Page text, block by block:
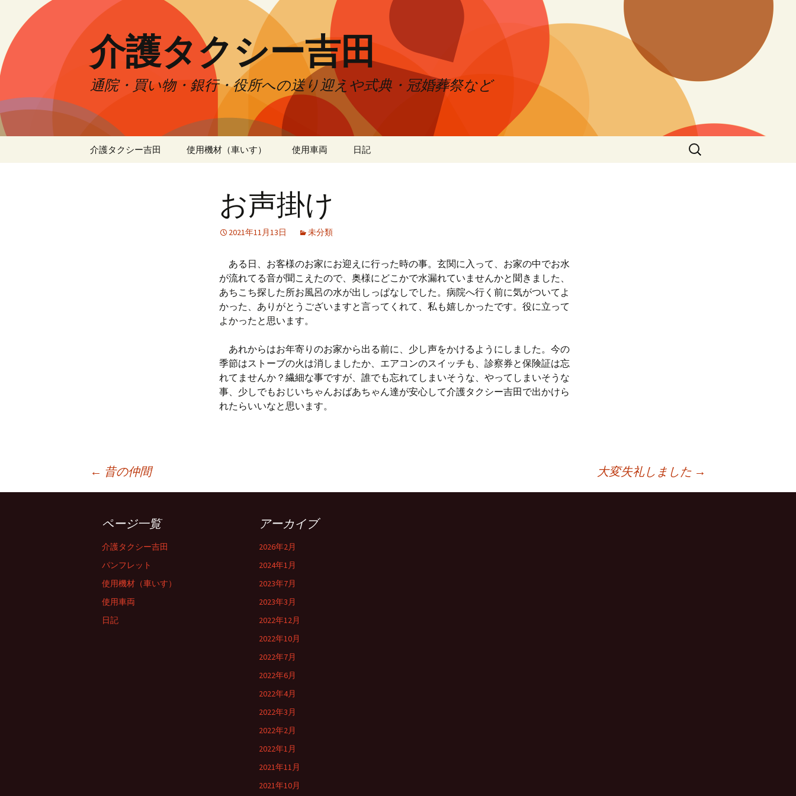
介護タクシー吉田
通院・買い物・銀行・役所への送り迎えや式典・冠婚葬祭など
介護タクシー吉田 使用機材（車いす） 使用車両 日記
検
索:
お声掛け
2021年11月13日 未分類
ある日、お客様のお家にお迎えに行った時の事。玄関に入って、お家の中でお水
が流れてる音が聞こえたので、奥様にどこかで水漏れていませんかと聞きました、
あちこち探した所お風呂の水が出しっぱなしでした。病院へ行く前に気がついてよ
かった、ありがとうございますと言ってくれて、私も嬉しかったです。役に立って
よかったと思います。
あれからはお年寄りのお家から出る前に、少し声をかけるようにしました。今の
季節はストーブの火は消しましたか、エアコンのスイッチも、診察券と保険証は忘
れてませんか？繊細な事ですが、誰でも忘れてしまいそうな、やってしまいそうな
事、少しでもおじいちゃんおばあちゃん達が安心して介護タクシー吉田で出かけら
れたらいいなと思います。
← 昔の仲間 大変失礼しました →
ページ一覧
介護タクシー吉田
パンフレット
使用機材（車いす）
使用車両
日記
アーカイブ
2026年2月
2024年1月
2023年7月
2023年3月
2022年12月
2022年10月
2022年7月
2022年6月
2022年4月
2022年3月
2022年2月
2022年1月
2021年11月
2021年10月